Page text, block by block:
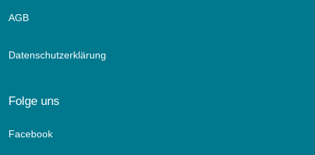
AGB
Datenschutzerklärung
Folge uns
Facebook